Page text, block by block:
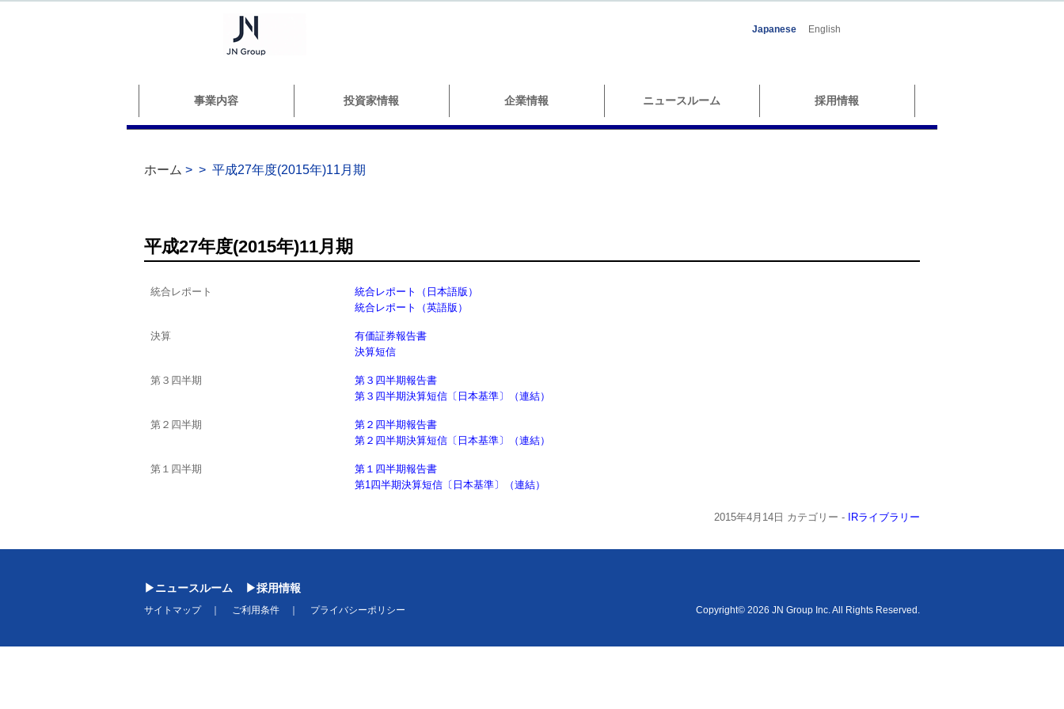
Japanese English
事業内容 投資家情報 企業情報 ニュースルーム 採用情報
ホーム > > 平成27年度(2015年)11月期
平成27年度(2015年)11月期
統合レポート
統合レポート（日本語版）
統合レポート（英語版）
決算
有価証券報告書
決算短信
第３四半期
第３四半期報告書
第３四半期決算短信〔日本基準〕（連結）
第２四半期
第２四半期報告書
第２四半期決算短信〔日本基準〕（連結）
第１四半期
第１四半期報告書
第1四半期決算短信〔日本基準〕（連結）
2015年4月14日 カテゴリー - IRライブラリー
ニュースルーム 採用情報
サイトマップ ご利用条件 プライバシーポリシー Copyright© 2026 JN Group Inc. All Rights Reserved.